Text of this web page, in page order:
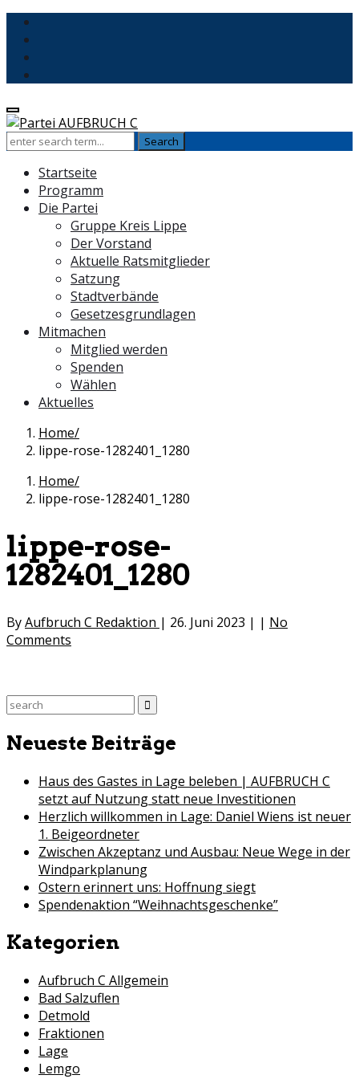
Startseite
Programm
Die Partei
Gruppe Kreis Lippe
Der Vorstand
Aktuelle Ratsmitglieder
Satzung
Stadtverbände
Gesetzesgrundlagen
Mitmachen
Mitglied werden
Spenden
Wählen
Aktuelles
Home
lippe-rose-1282401_1280
Home
lippe-rose-1282401_1280
lippe-rose-
1282401_1280
ByAufbruch C Redaktion | 26. Juni 2023 | | No
Comments
Search
Neueste Beiträge
Haus des Gastes in Lage beleben | AUFBRUCH C
setzt auf Nutzung statt neue Investitionen
Herzlich willkommen in Lage: Daniel Wiens ist neuer
1. Beigeordneter
Zwischen Akzeptanz und Ausbau: Neue Wege in der
Windparkplanung
Ostern erinnert uns: Hoffnung siegt
Spendenaktion “Weihnachtsgeschenke”
Kategorien
Aufbruch C Allgemein
Bad Salzuflen
Detmold
Fraktionen
Lage
Lemgo